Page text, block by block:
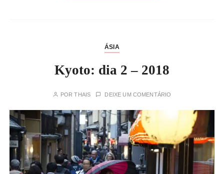
ÁSIA
Kyoto: dia 2 – 2018
PORTHAIS DEIXE UM COMENTÁRIO